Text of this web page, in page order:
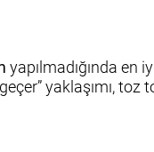
yapılmadığında en
yaklaşımı,